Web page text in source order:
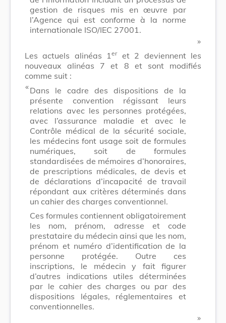
gestion de risques mis en œuvre par
l’Agence qui est conforme à la norme
internationale ISO/IEC 27001.
​ »
Les actuels alinéas 1eret 2 deviennent les
nouveaux alinéas 7 et 8 et sont modifiés
comme suit :
​ «Dans le cadre des dispositions de la
présente convention régissant leurs
relations avec les personnes protégées,
avec l’assurance maladie et avec le
Contrôle médical de la sécurité sociale,
les médecins font usage soit de formules
numériques, soit de formules
standardisées de mémoires d’honoraires,
de prescriptions médicales, de devis et
de déclarations d’incapacité de travail
répondant aux critères déterminés dans
un cahier des charges conventionnel.
Ces formules contiennent obligatoirement
les nom, prénom, adresse et code
prestataire du médecin ainsi que les nom,
prénom et numéro d’identification de la
personne protégée. Outre ces
inscriptions, le médecin y fait figurer
d’autres indications utiles déterminées
par le cahier des charges ou par des
dispositions légales, réglementaires et
conventionnelles.
​ »